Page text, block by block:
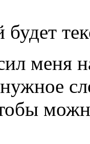
будет
меня